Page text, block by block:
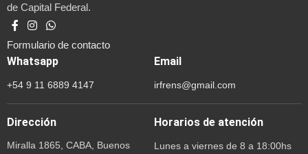
de Capital Federal.
Formulario de contacto
Whatsapp
+54 9 11 6889 4147
Email
irfrens@gmail.com
Dirección
Miralla 1865, CABA, Buenos
Horarios de atención
Lunes a viernes de 8 a 18:00hs